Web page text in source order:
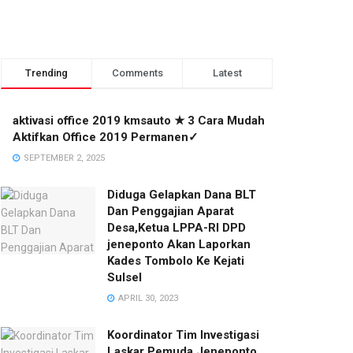
Trending Comments Latest
aktivasi office 2019 kmsauto ★ 3 Cara Mudah
Aktifkan Office 2019 Permanen✓
SEPTEMBER 2, 2025
Diduga Gelapkan Dana BLT
Dan Penggajian Aparat
Desa,Ketua LPPA-RI DPD
jeneponto Akan Laporkan
Kades Tombolo Ke Kejati
Sulsel
APRIL 30, 2023
Koordinator Tim Investigasi